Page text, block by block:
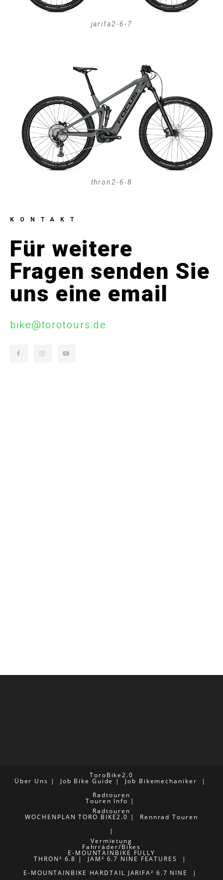
jarifa2-6-7
thron2-6-8
KONTAKT
Für weitere
Fragen senden Sie
uns eine email
bike@torotours.de
ToroBike2.0
Über Uns Job Bike Guide
Job Bikemechaniker
Radtouren
Touren Info
Radtouren
WOCHENPLAN TORO BIKE2.0 Rennrad Touren
Vermietung
Fahrräder/Bikes
E-MOUNTAINBIKE FULLY
THRON² 6.8
JAM² 6.7 NINE FEATURES
E-MOUNTAINBIKE HARDTAIL JARIFA² 6.7 NINE